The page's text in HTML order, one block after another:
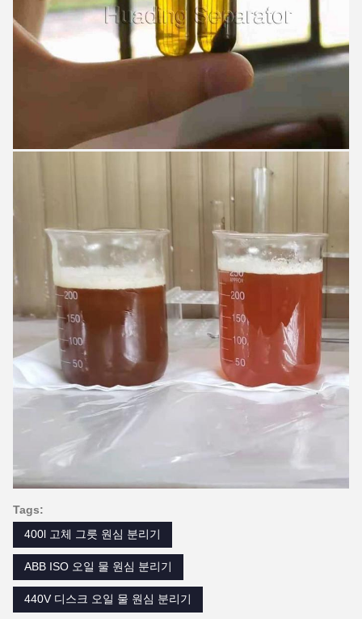
Tags:
400l 고체 그릇 원심 분리기
ABB ISO 오일 물 원심 분리기
440V 디스크 오일 물 원심 분리기